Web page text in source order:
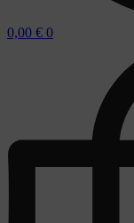
0,00 € 0